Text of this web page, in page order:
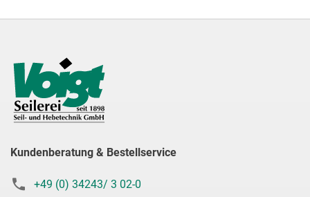
Kundenberatung & Bestellservice
+49 (0) 34243/ 3 02-0